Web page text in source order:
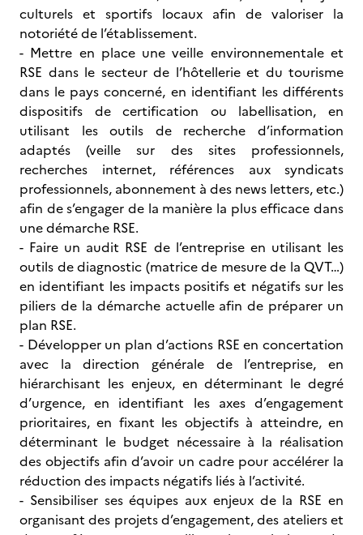
culturels et sportifs locaux afin de valoriser la
notoriété de l’établissement.
- Mettre en place une veille environnementale et
RSE dans le secteur de l’hôtellerie et du tourisme
dans le pays concerné, en identifiant les différents
dispositifs de certification ou labellisation, en
utilisant les outils de recherche d’information
adaptés (veille sur des sites professionnels,
recherches internet, références aux syndicats
professionnels, abonnement à des news letters, etc.)
afin de s’engager de la manière la plus efficace dans
une démarche RSE.
- Faire un audit RSE de l’entreprise en utilisant les
outils de diagnostic (matrice de mesure de la QVT…)
en identifiant les impacts positifs et négatifs sur les
piliers de la démarche actuelle afin de préparer un
plan RSE.
- Développer un plan d’actions RSE en concertation
avec la direction générale de l’entreprise, en
hiérarchisant les enjeux, en déterminant le degré
d’urgence, en identifiant les axes d’engagement
prioritaires, en fixant les objectifs à atteindre, en
déterminant le budget nécessaire à la réalisation
des objectifs afin d’avoir un cadre pour accélérer la
réduction des impacts négatifs liés à l’activité.
- Sensibiliser ses équipes aux enjeux de la RSE en
organisant des projets d’engagement, des ateliers et